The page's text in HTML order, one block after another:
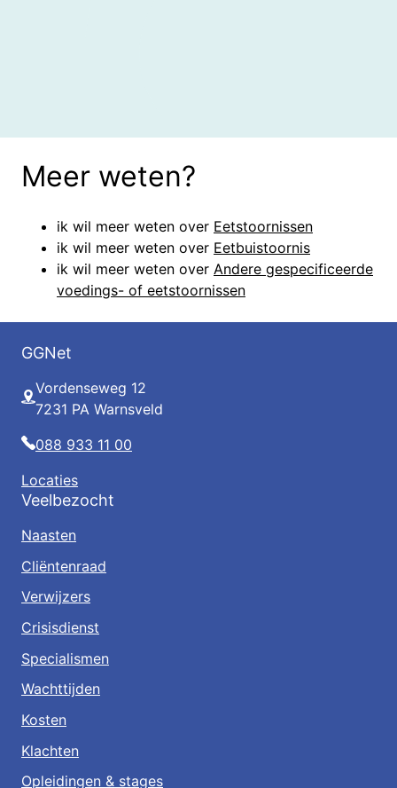
Meer weten?
ik wil meer weten over Eetstoornissen
ik wil meer weten over Eetbuistoornis
ik wil meer weten over Andere gespecificeerde
voedings- of eetstoornissen
GGNet
Adres
Vordenseweg 12
7231 PA Warnsveld
Telefoon
088 933 11 00
Locaties
Veelbezocht
Naasten
Cliëntenraad
Verwijzers
Crisisdienst
Specialismen
Wachttijden
Kosten
Klachten
Opleidingen & stages